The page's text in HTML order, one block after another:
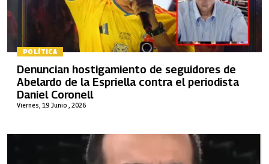
POLÍTICA
Viernes, 19 Junio , 2026
Denuncian hostigamiento de seguidores de
Abelardo de la Espriella contra el periodista
Daniel Coronell